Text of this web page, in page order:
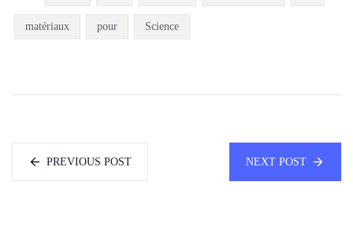
matériaux pour Science
PREVIOUS POST NEXT POST